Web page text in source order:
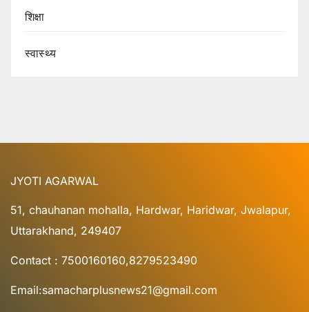
शिक्षा
स्वास्थ्य
JYOTI AGARWAL
51, chauhanan mohalla, Hardwar, Haridwar, Jwalapur,
Uttarakhand, 249407
Contact : 7500160160,8279523490
Email:samacharplusnews21@gmail.com